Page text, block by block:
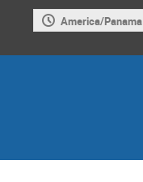
America/Panama